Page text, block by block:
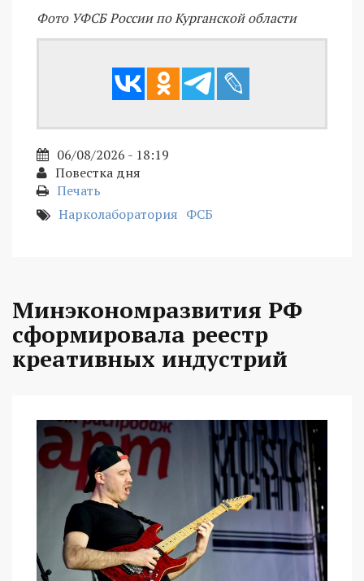
Фото УФСБ России по Курганской области
06/08/2026 - 18:19
Повестка дня
Печать
Нарколаборатория ФСБ
Минэкономразвития РФ
сформировала реестр
креативных индустрий